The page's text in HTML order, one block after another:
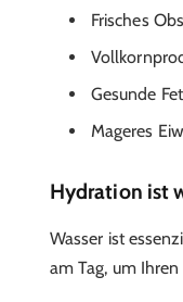
Frisches
Gesunde
Mageres
Hydration ist
Wasser ist
am Tag, um